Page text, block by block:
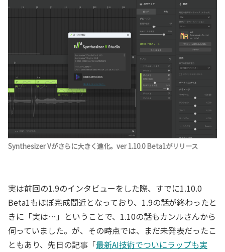
Synthesizer Vがさらに大きく進化。ver 1.10.0 Beta1がリリース
実は前回の1.9のインタビューをした際、すでに1.10.0
Beta1もほぼ完成間近となっており、1.9の話が終わったと
きに「実は…」ということで、1.10の話もカンルさんから
伺っていました。が、その時点では、まだ未発表だったこ
ともあり、先日の記事「最新AI技術でついにラップも実